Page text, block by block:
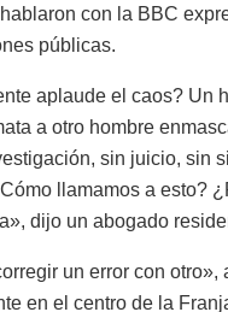
con la BBC
públicas.
aplaude el caos? Un
a otro hombre
sin juicio, sin
llamamos a esto?
dijo un abogado
un error con otro»,
en el centro de la